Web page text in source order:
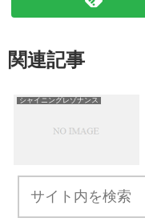
関連記事
シャイニングレゾナンス